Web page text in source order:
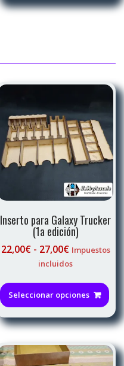
Inserto para Galaxy Trucker
(1a edición)
22,00€ - 27,00€Rango
de
22,00€
hasta
27,00€
Impuestos
incluidos
Seleccionar opciones
Las